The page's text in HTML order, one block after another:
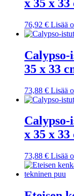
x 35 x 33
76,92 € Lisää
35 x 33
73,88 € Lisää
x 35 x 33
73,88 € Lisää